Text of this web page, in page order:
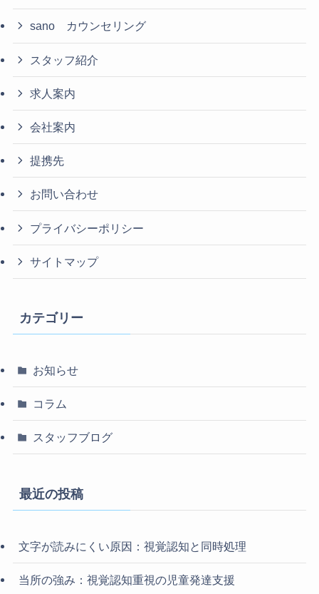
sano カウンセリング
スタッフ紹介
求人案内
会社案内
提携先
お問い合わせ
プライバシーポリシー
サイトマップ
カテゴリー
お知らせ
コラム
スタッフブログ
最近の投稿
文字が読みにくい原因：視覚認知と同時処理
当所の強み：視覚認知重視の児童発達支援